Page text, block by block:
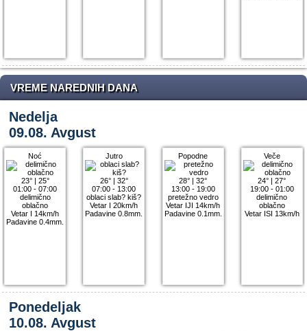
VREME NAREDNIH DANA
Nedelja
09.08. Avgust
Noć
23°| 25°
01:00 - 07:00
delimično
oblačno
Vetar I 14km/h
Padavine 0.4mm.
Jutro
26°| 32°
07:00 - 13:00
oblaci slab? kiš?
Vetar I 20km/h
Padavine 0.8mm.
Popodne
28° |32°
13:00 - 19:00
pretežno vedro
Vetar IJI 14km/h
Padavine 0.1mm.
Veče
24° |27°
19:00 - 01:00
delimično
oblačno
Vetar ISI 13km/h
Ponedeljak
10.08. Avgust